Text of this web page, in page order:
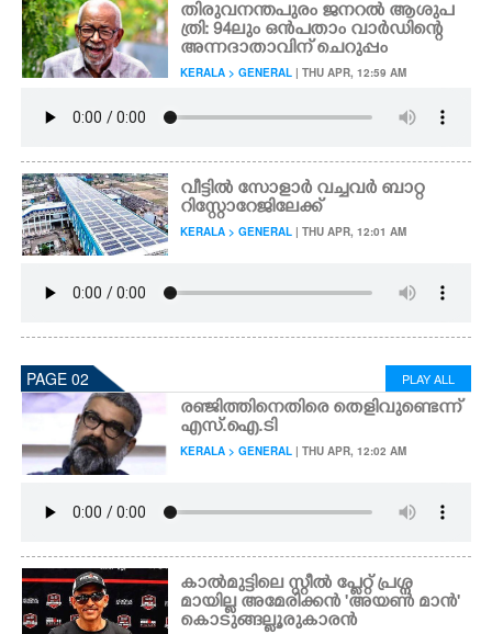
തിരുവനന്തപുരം ജനറൽ ആശുപ
ത്രി: 94ലും ഒൻപതാം വാർ‌ഡിന്റെ
അന്നദാതാവിന് ചെറുപ്പം
KERALA > GENERAL | THU APR, 12:59 AM
വീട്ടിൽ സോളാർ വച്ചവർ ബാറ്റ
റി സ്റ്റോറേജിലേക്ക്
KERALA > GENERAL | THU APR, 12:01 AM
PAGE 02 PLAY ALL
രഞ്ജിത്തിനെതിരെ തെളിവുണ്ടെന്ന്
എസ്.ഐ.ടി
KERALA > GENERAL | THU APR, 12:02 AM
കാൽമുട്ടിലെ സ്റ്റീൽ പ്ളേറ്റ് പ്രശ്ന
മായില്ല അ​മേ​രി​ക്ക​ൻ​ ​'​അ​യ​ൺ​ ​മാ​ൻ'
കൊ​ടു​ങ്ങ​ല്ലൂ​രുകാരൻ